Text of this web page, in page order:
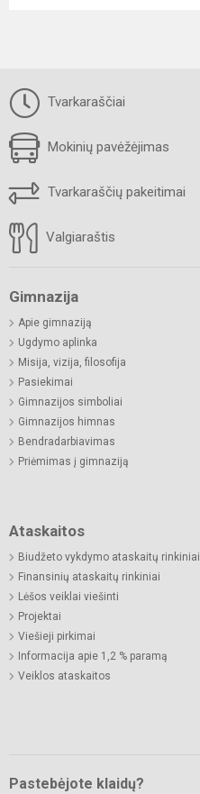
Tvarkaraščiai
Mokinių pavėžėjimas
Tvarkaraščių pakeitimai
Valgiaraštis
Gimnazija
Apie gimnaziją
Ugdymo aplinka
Misija, vizija, filosofija
Pasiekimai
Gimnazijos simboliai
Gimnazijos himnas
Bendradarbiavimas
Priėmimas į gimnaziją
Ataskaitos
Biudžeto vykdymo ataskaitų rinkiniai
Finansinių ataskaitų rinkiniai
Lėšos veiklai viešinti
Projektai
Viešieji pirkimai
Informacija apie 1,2 % paramą
Veiklos ataskaitos
Pastebėjote klaidų?